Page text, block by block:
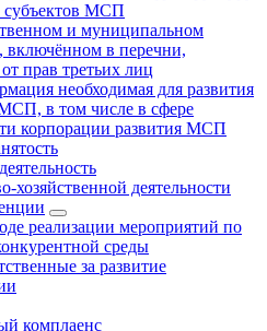
субъектов МСП
и муниципальном
включённом в перечни,
прав третьих лиц
необходимая для развития
в том числе в сфере
корпорации развития МСП
деятельности
реализации мероприятий по
среды
за развитие
комплаенс